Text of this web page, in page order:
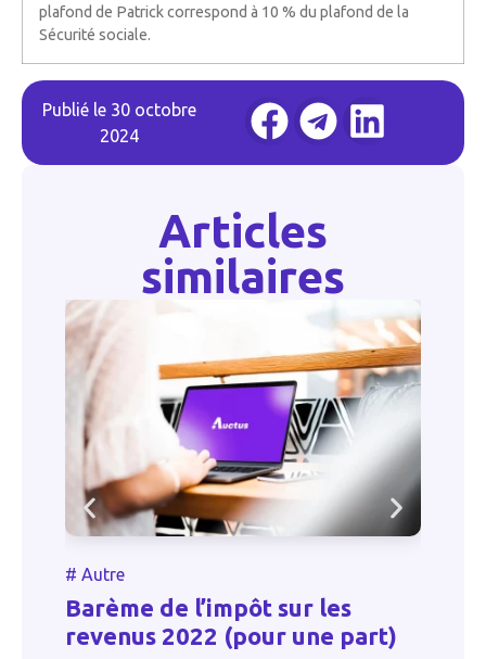
plafond de Patrick correspond à 10 % du plafond de la
Sécurité sociale.
Publié le 30 octobre
2024
Articles
similaires
#
Comment faire face à un
contrôle fiscal ?